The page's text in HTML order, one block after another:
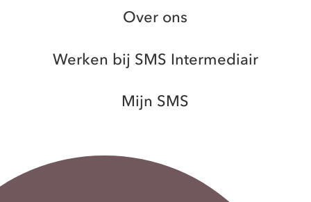
Over ons
Werken bij SMS Intermediair
Mijn SMS